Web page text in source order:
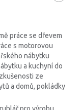
práce se dřevem
s motorovou
nábytku
a kuchyní do
ze
a domů, pokládky
pro výrobu